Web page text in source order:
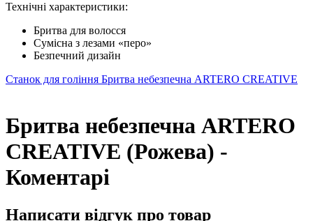
Технічні характеристики:
Бритва для волосся
Сумісна з лезами «перо»
Безпечний дизайн
Станок для гоління Бритва небезпечна ARTERO CREATIVE
Бритва небезпечна ARTERO
CREATIVE (Рожева) -
Коментарі
Написати відгук про товар